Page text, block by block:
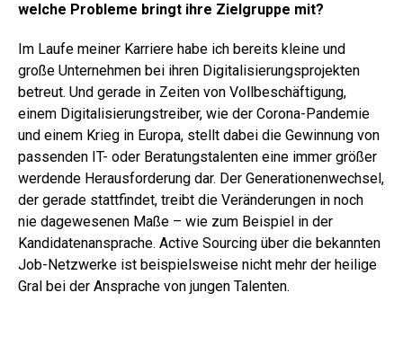
welche Probleme bringt ihre Zielgruppe mit?
Im Laufe meiner Karriere habe ich bereits kleine und
große Unternehmen bei ihren Digitalisierungsprojekten
betreut. Und gerade in Zeiten von Vollbeschäftigung,
einem Digitalisierungstreiber, wie der Corona-Pandemie
und einem Krieg in Europa, stellt dabei die Gewinnung von
passenden IT- oder Beratungstalenten eine immer größer
werdende Herausforderung dar. Der Generationenwechsel,
der gerade stattfindet, treibt die Veränderungen in noch
nie dagewesenen Maße – wie zum Beispiel in der
Kandidatenansprache. Active Sourcing über die bekannten
Job-Netzwerke ist beispielsweise nicht mehr der heilige
Gral bei der Ansprache von jungen Talenten.